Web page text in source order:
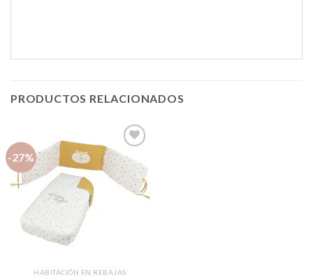
PRODUCTOS RELACIONADOS
-27%
Añadir
a la
HABITACIÓN EN REBAJAS